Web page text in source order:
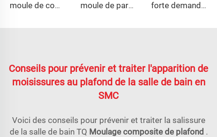
moule de compression en plastique SMC professionnel pour pare-chocs automobile moule de pare-chocs auto SMC à la mode forte demande pour moule de compression de panneau de réservoir d'eau SMC
Conseils pour prévenir et traiter l'apparition de
moisissures au plafond de la salle de bain en
SMC
Voici des conseils pour prévenir et traiter la salissure
de la salle de bain TQ Moulage composite de plafond .